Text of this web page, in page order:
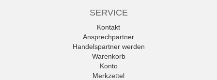
SERVICE
Kontakt
Ansprechpartner
Handelspartner werden
Warenkorb
Konto
Merkzettel